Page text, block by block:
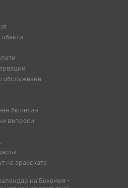
обслужване
бюлетин
въпроси
на арабската
на Бохемия -